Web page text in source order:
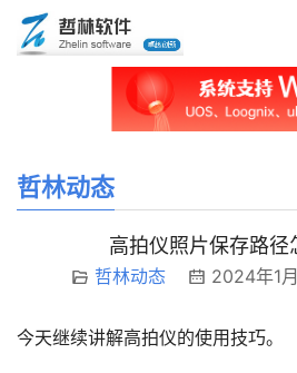
哲林动态
高拍仪照片保存路径
哲林动态 2024年1
今天继续讲解高拍仪的使用技巧。